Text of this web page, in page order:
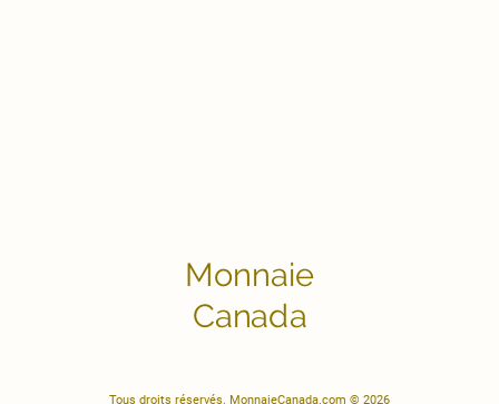
Monnaie
Canada
Tous droits réservés. MonnaieCanada.com © 2026